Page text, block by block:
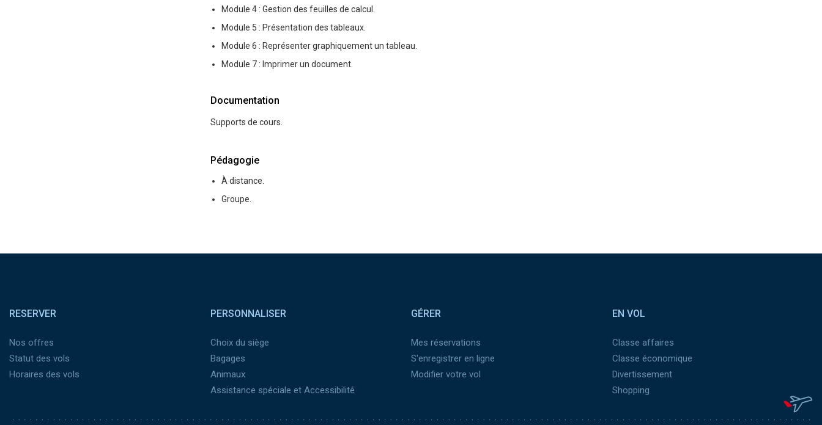
Module 4 : Gestion des feuilles de calcul.
Module 5 : Présentation des tableaux.
Module 6 : Représenter graphiquement un tableau.
Module 7 : Imprimer un document.
Documentation
Supports de cours.
Pédagogie
À distance.
Groupe.
RESERVER
Nos offres
Statut des vols
Horaires des vols
PERSONNALISER
Choix du siège
Bagages
Animaux
Assistance spéciale et Accessibilité
GÉRER
Mes réservations
S'enregistrer en ligne
Modifier votre vol
EN VOL
Classe affaires
Classe économique
Divertissement
Shopping